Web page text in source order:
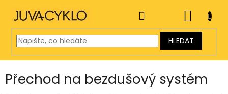
obsah
HLEDAT
KOŠÍK
Přechod na bezdušový systém